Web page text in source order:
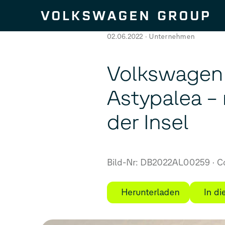
02.06.2022 Unternehmen
Astypalea
der Insel
Bild-Nr: DB2022AL00259
Herunterladen In